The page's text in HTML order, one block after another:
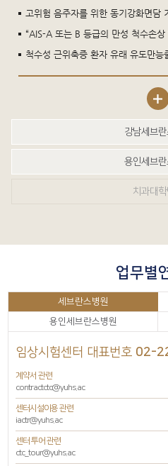
강남세브
용인세브
치과대
업무별
세브란스병원
용인세브란스병원
임상시험센터 대표번호 02-
계약서 관련
contractctc@yuhs.ac
센터시설이용 관련
iactr@yuhs.ac
센터 투어 관련
ctc_tour@yuhs.ac